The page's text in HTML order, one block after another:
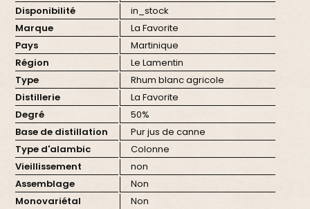
Disponibilité
in_stock
Marque
La Favorite
Pays
Martinique
Région
Le Lamentin
Type
Rhum blanc agricole
Distillerie
La Favorite
Degré
50%
Base de distillation
Pur jus de canne
Type d'alambic
Colonne
Vieillissement
non
Assemblage
Non
Monovariétal
Non